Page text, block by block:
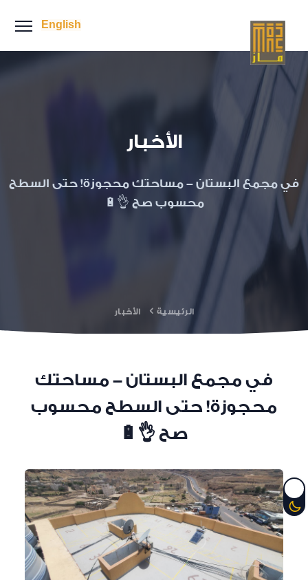
English
الأخبار
في مجمع البستان - مساحتك محجوزة! حتى السطح
محسوب صح 👌🔋
الرئيسية الأخبار
في مجمع البستان - مساحتك
محجوزة! حتى السطح محسوب
صح 👌🔋